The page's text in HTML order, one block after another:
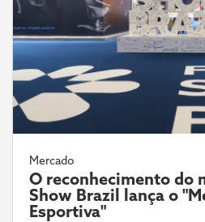
Mercado
O reconhecimento do
Show Brazil lança o
Esportiva"